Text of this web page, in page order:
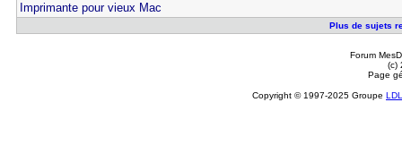
Imprimante pour vieux Mac
Plus de sujets
Forum
(c)
Page
Copyright © 1997-2025 Groupe